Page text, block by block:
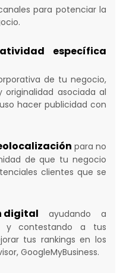
para potenciar la
específica
de tu negocio,
originalidad asociada al
hacer publicidad con
para no
de que tu negocio
clientes que se
digital ayudando a
y contestando a tus
tus rankings en los
GoogleMyBusiness.